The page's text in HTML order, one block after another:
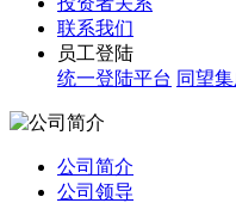
联系我们
员工登陆
统一登陆平台 同望
公司简介
公司领导